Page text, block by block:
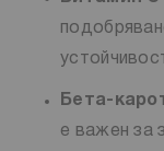
Бета-
е важен за